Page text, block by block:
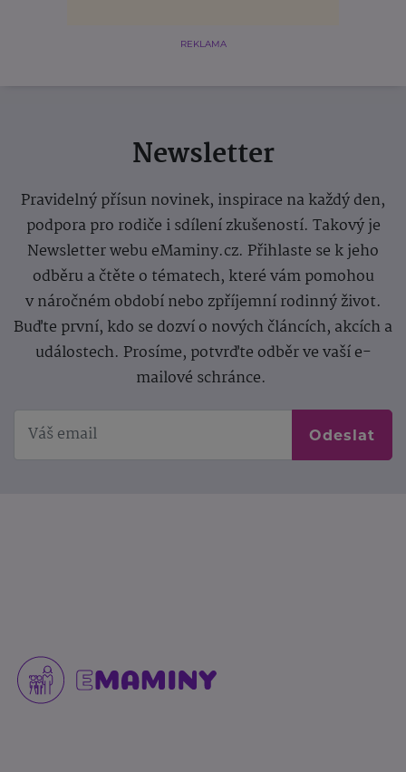
REKLAMA
Newsletter
Pravidelný přísun novinek, inspirace na každý den,
podpora pro rodiče i sdílení zkušeností. Takový je
Newsletter webu eMaminy.cz. Přihlaste se k jeho
odběru a čtěte o tématech, které vám pomohou
v náročném období nebo zpříjemní rodinný život.
Buďte první, kdo se dozví o nových článcích, akcích a
událostech. Prosíme, potvrďte odběr ve vaší e-
mailové schránce.
Odeslat